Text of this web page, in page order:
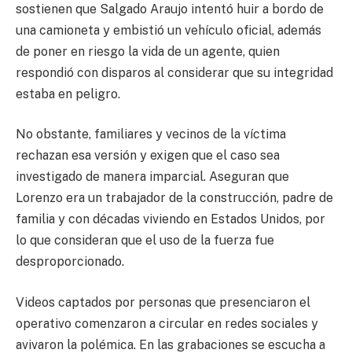
sostienen que Salgado Araujo intentó huir a bordo de
una camioneta y embistió un vehículo oficial, además
de poner en riesgo la vida de un agente, quien
respondió con disparos al considerar que su integridad
estaba en peligro.
No obstante, familiares y vecinos de la víctima
rechazan esa versión y exigen que el caso sea
investigado de manera imparcial. Aseguran que
Lorenzo era un trabajador de la construcción, padre de
familia y con décadas viviendo en Estados Unidos, por
lo que consideran que el uso de la fuerza fue
desproporcionado.
Videos captados por personas que presenciaron el
operativo comenzaron a circular en redes sociales y
avivaron la polémica. En las grabaciones se escucha a